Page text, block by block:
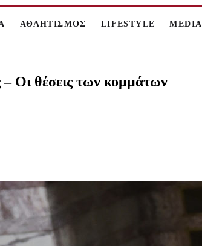
ΑΘΛΗΤΙΣΜΟΣ LIFESTYLE MEDIA
Οι θέσεις των κομμάτων